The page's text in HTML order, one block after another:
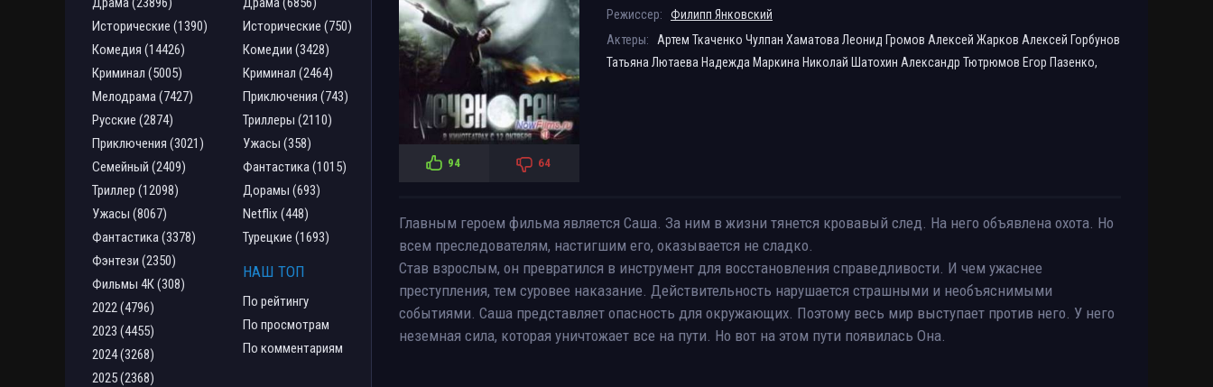
94 64
Режиссер:
Филипп Янковский
Актеры:
Артем Ткаченко Чулпан Хаматова Леонид Громов Алексей Жарков Алексей Горбунов
Татьяна Лютаева Надежда Маркина Николай Шатохин Александр Тютрюмов Егор Пазенко,
Главным героем фильма является Саша. За ним в жизни тянется кровавый след. На него объявлена охота. Но
всем преследователям, настигшим его, оказывается не сладко.
Став взрослым, он превратился в инструмент для восстановления справедливости. И чем ужаснее
преступления, тем суровее наказание. Действительность нарушается страшными и необъяснимыми
событиями. Саша представляет опасность для окружающих. Поэтому весь мир выступает против него. У него
неземная сила, которая уничтожает все на пути. Но вот на этом пути появилась Она.
Исторические (1390)
Комедия (14426)
Криминал (5005)
Мелодрама (7427)
Русские (2874)
Приключения (3021)
Семейный (2409)
Триллер (12098)
Ужасы (8067)
Фантастика (3378)
Фэнтези (2350)
Фильмы 4К (308)
2022 (4796)
2023 (4455)
2024 (3268)
2025 (2368)
Исторические (750)
Комедии (3428)
Криминал (2464)
Приключения (743)
Триллеры (2110)
Ужасы (358)
Фантастика (1015)
Дорамы (693)
Netflix (448)
Турецкие (1693)
НАШ ТОП
По рейтингу
По просмотрам
По комментариям